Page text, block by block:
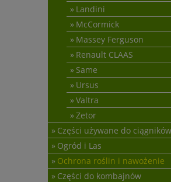
Landini
McCormick
Massey Ferguson
Renault CLAAS
Same
Ursus
Valtra
Zetor
Części używane do ciągników
Ogród i Las
Ochrona roślin i nawożenie
Części do kombajnów